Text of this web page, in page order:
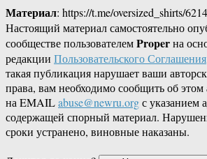
Материал: https://t.me/oversized_shirts/6214
Настоящий материал самостоятельно
сообществе пользователемProperна
редакции Пользовательского Соглашения
такая публикация нарушает ваши
права, вам необходимо сообщить об
на EMAILabuse@newru.orgс указанием
содержащей спорный материал.
сроки устранено, виновные наказаны.